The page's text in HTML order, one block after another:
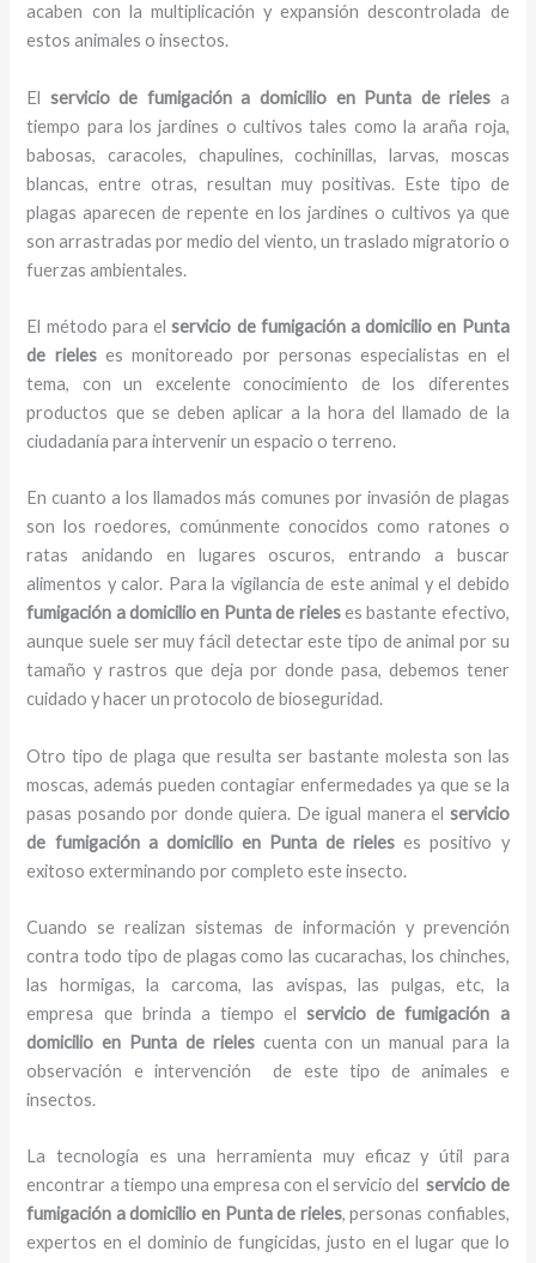
acaben con la multiplicación y expansión descontrolada de
estos animales o insectos.
El servicio de fumigación a domicilio en Punta de rieles a
tiempo para los jardines o cultivos tales como la araña roja,
babosas, caracoles, chapulines, cochinillas, larvas, moscas
blancas, entre otras, resultan muy positivas. Este tipo de
plagas aparecen de repente en los jardines o cultivos ya que
son arrastradas por medio del viento, un traslado migratorio o
fuerzas ambientales.
El método para elservicio de fumigación a domicilioen Punta
de rieleses monitoreado por personas especialistas en el
tema, con un excelente conocimiento de los diferentes
productos que se deben aplicar a la hora del llamado de la
ciudadanía para intervenir un espacio o terreno.
En cuanto a los llamados más comunes por invasión de plagas
son los roedores, comúnmente conocidos como ratones o
ratas anidando en lugares oscuros, entrando a buscar
alimentos y calor. Para la vigilancia de este animal y el debido
fumigación a domicilioen Punta de rieleses bastante efectivo,
aunque suele ser muy fácil detectar este tipo de animal por su
tamaño y rastros que deja por donde pasa, debemos tener
cuidado y hacer un protocolo de bioseguridad.
Otro tipo de plaga que resulta ser bastante molesta son las
moscas, además pueden contagiar enfermedades ya que se la
pasas posando por donde quiera. De igual manera el servicio
de fumigación a domicilioen Punta de rieles es positivo y
exitoso exterminando por completo este insecto.
Cuando se realizan sistemas de información y prevención
contra todo tipo de plagas como las cucarachas, los chinches,
las hormigas, la carcoma, las avispas, las pulgas, etc, la
empresa que brinda a tiempo elservicio de fumigación a
domicilio en Punta de rielescuenta con un manual para la
observación e intervención de este tipo de animales e
insectos.
La tecnología es una herramienta muy eficaz y útil para
encontrar a tiempo una empresa con el servicio delservicio de
fumigación a domicilio en Punta de rieles, personas confiables,
expertos en el dominio de fungicidas, justo en el lugar que lo